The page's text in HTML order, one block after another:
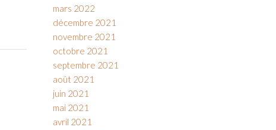
mars 2022
décembre 2021
novembre 2021
octobre 2021
septembre 2021
août 2021
juin 2021
mai 2021
avril 2021